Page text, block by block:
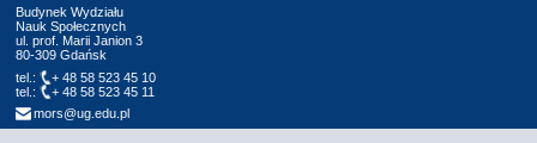
Budynek Wydziału
Nauk Społecznych
ul. prof. Marii Janion 3
80-309 Gdańsk
tel.:
+ 48 58 523 45 10
tel.:
+ 48 58 523 45 11
mors@ug.edu.pl